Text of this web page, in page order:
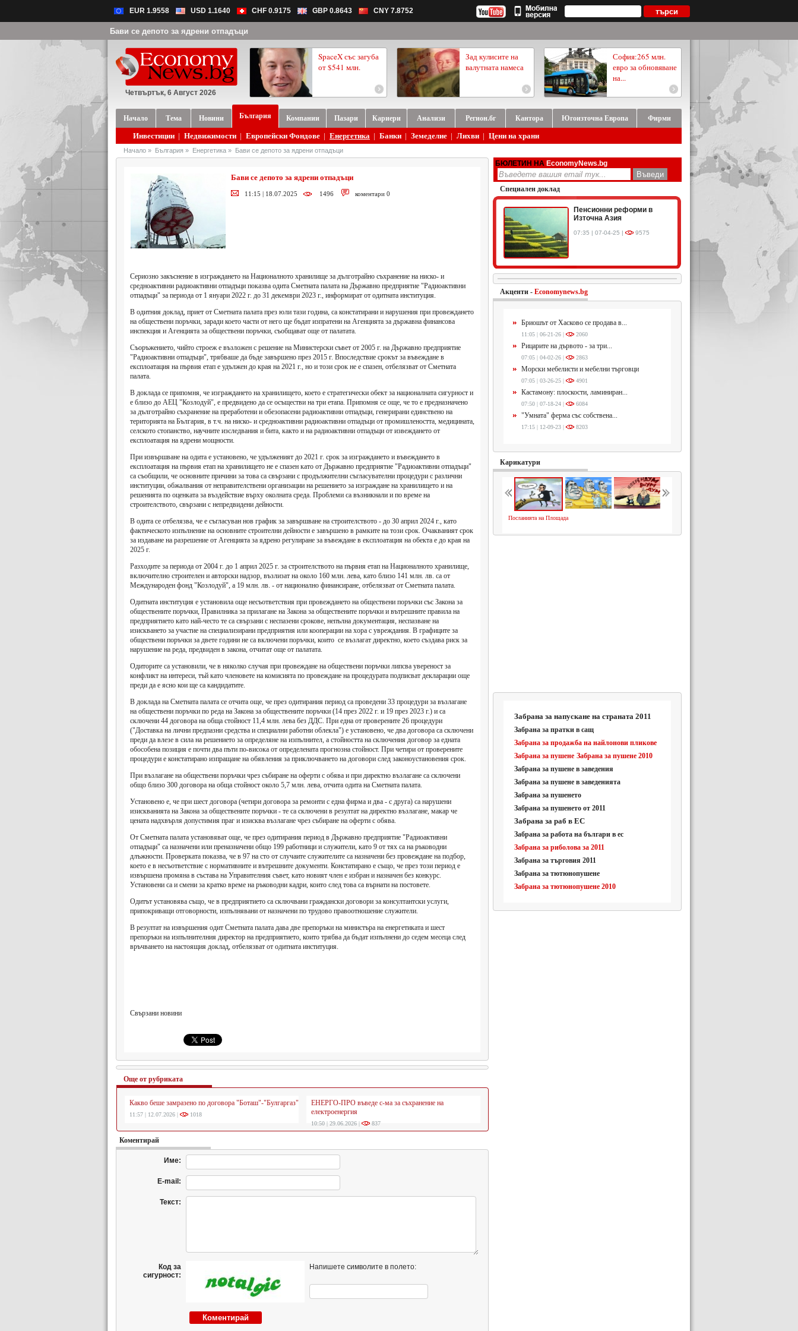
EUR 1.9558 USD 1.1640 CHF 0.9175 GBP 0.8643 CNY 7.8752
Бави се депото за ядрени отпадъци
Четвъртък, 6 Август 2026
SpaceX със загуба
от $541 млн.
Зад кулисите на
валутната намеса
София:265 млн.
евро за обновяване
на...
Начало Тема Новини България Компании Пазари Кариери Анализи Регион.бг Кантора Югоизточна Европа Фирми
Инвестиции | Недвижимости | Европейски Фондове | Енергетика | Банки | Земеделие | Лихви | Цени на храни
Начало » България » Енергетика » Бави се депото за ядрени отпадъци
Бави се депото за ядрени отпадъци
11:15 | 18.07.2025 1496 коментари 0
Сериозно закъснение в изграждането на Националното хранилище за дълготрайно съхранение на ниско- и
средноактивни радиоактивни отпадъци показва одита Сметната палата на Държавно предприятие "Радиоактивни
отпадъци" за периода от 1 януари 2022 г. до 31 декември 2023 г., информират от одитната институция.
В одитния доклад, приет от Сметната палата през юли тази година, са констатирани и нарушения при провеждането
на обществени поръчки, заради което части от него ще бъдат изпратени на Агенцията за държавна финансова
инспекция и Агенцията за обществени поръчки, съобщават още от палатата.
Съоръжението, чийто строеж е възложен с решение на Министерски съвет от 2005 г. на Държавно предприятие
"Радиоактивни отпадъци", трябваше да бъде завършено през 2015 г. Впоследствие срокът за въвеждане в
експлоатация на първия етап е удължен до края на 2021 г., но и този срок не е спазен, отбелязват от Сметната
палата.
В доклада се припомня, че изграждането на хранилището, което е стратегически обект за националната сигурност и
е близо до АЕЦ "Козлодуй", е предвидено да се осъществи на три етапа. Припомня се още, че то е предназначено
за дълготрайно съхранение на преработени и обезопасени радиоактивни отпадъци, генерирани единствено на
територията на България, в т.ч. на ниско- и средноактивни радиоактивни отпадъци от промишлеността, медицината,
селското стопанство, научните изследвания и бита, както и на радиоактивни отпадъци от извеждането от
експлоатация на ядрени мощности.
При извършване на одита е установено, че удълженият до 2021 г. срок за изграждането и въвеждането в
експлоатация на първия етап на хранилището не е спазен като от Държавно предприятие "Радиоактивни отпадъци"
са съобщили, че основните причини за това са свързани с продължителни съгласувателни процедури с различни
институции, обжалвания от неправителствени организации на решението за изграждане на хранилището и на
решенията по оценката за въздействие върху околната среда. Проблеми са възникнали и по време на
строителството, свързани с непредвидени дейности.
В одита се отбелязва, че е съгласуван нов график за завършване на строителството - до 30 април 2024 г., като
фактическото изпълнение на основните строителни дейности е завършено в рамките на този срок. Очакваният срок
за издаване на разрешение от Агенцията за ядрено регулиране за въвеждане в експлоатация на обекта е до края на
2025 г.
Разходите за периода от 2004 г. до 1 април 2025 г. за строителството на първия етап на Националното хранилище,
включително строителен и авторски надзор, възлизат на около 160 млн. лева, като близо 141 млн. лв. са от
Международен фонд "Козлодуй", а 19 млн. лв. - от национално финансиране, отбелязват от Сметната палата.
Одитната институция е установила още несъответствия при провеждането на обществени поръчки със Закона за
обществените поръчки, Правилника за прилагане на Закона за обществените поръчки и вътрешните правила на
предприятието като най-често те са свързани с неспазени срокове, непълна документация, неспазване на
изискването за участие на специализирани предприятия или кооперации на хора с увреждания. В графиците за
обществени поръчки за двете години не са включени поръчки, които се възлагат директно, което създава риск за
нарушение на реда, предвиден в закона, отчитат още от палатата.
Одиторите са установили, че в няколко случая при провеждане на обществени поръчки липсва увереност за
конфликт на интереси, тъй като членовете на комисията по провеждане на процедурата подписват декларации още
преди да е ясно кои ще са кандидатите.
В доклада на Сметната палата се отчита още, че през одитирания период са проведени 33 процедури за възлагане
на обществени поръчки по реда на Закона за обществените поръчки (14 през 2022 г. и 19 през 2023 г.) и са
сключени 44 договора на обща стойност 11,4 млн. лева без ДДС. При една от проверените 26 процедури
("Доставка на лични предпазни средства и специални работни облекла") е установено, че два договора са сключени
преди да влезе в сила на решението за определяне на изпълнител, а стойността на сключения договор за едната
обособена позиция е почти два пъти по-висока от определената прогнозна стойност. При четири от проверените
процедури е констатирано изпращане на обявления за приключването на договори след законоустановения срок.
При възлагане на обществени поръчки чрез събиране на оферти с обява и при директно възлагане са сключени
общо близо 300 договора на обща стойност около 5,7 млн. лева, отчита одита на Сметната палата.
Установено е, че при шест договора (четири договора за ремонти с една фирма и два - с друга) са нарушени
изискванията на Закона за обществените поръчки - те са сключени в резултат на директно възлагане, макар че
цената надхвърля допустимия праг и изисква възлагане чрез събиране на оферти с обява.
От Сметната палата установяват още, че през одитирания период в Държавно предприятие "Радиоактивни
отпадъци" са назначени или преназначени общо 199 работници и служители, като 9 от тях са на ръководни
длъжности. Проверката показва, че в 97 на сто от случаите служителите са назначени без провеждане на подбор,
което е в несъответствие с нормативните и вътрешните документи. Констатирано е също, че през този период е
извършена промяна в състава на Управителния съвет, като новият член е избран и назначен без конкурс.
Установени са и смени за кратко време на ръководни кадри, които след това са върнати на постовете.
Одитът установява също, че в предприятието са сключвани граждански договори за консултантски услуги,
припокриващи отговорности, изпълнявани от назначени по трудово правоотношение служители.
В резултат на извършения одит Сметната палата дава две препоръки на министъра на енергетиката и шест
препоръки на изпълнителния директор на предприятието, които трябва да бъдат изпълнени до седем месеца след
връчването на настоящия доклад, отбелязват от одитната институция.
Свързани новини
Още от рубриката
Какво беше замразено по договора "Боташ"-"Булгаргаз"
11:57 | 12.07.2026 | 1018
ЕНЕРГО-ПРО въведе с-ма за съхранение на
електроенергия
10:50 | 29.06.2026 | 837
Коментирай
Име:
E-mail:
Текст:
Код за
сигурност:
Напишете символите в полето:
БЮЛЕТИН НА EconomyNews.bg
Специален доклад
Пенсионни реформи в
Източна Азия
07:35 | 07-04-25 | 9575
Акценти - Economynews.bg
Бриошът от Хасково се продава в...
11:05 | 06-21-26 | 2060
Рицарите на дървото - за три...
07:05 | 04-02-26 | 2863
Морски мебелисти и мебелни търговци
07:05 | 03-26-25 | 4901
Кастамону: плоскости, ламиниран...
07:50 | 07-18-24 | 6084
"Умната" ферма със собствена...
17:15 | 12-09-23 | 8203
Карикатури
Посланията на Площада
Забрана за напускане на страната 2011
Забрана за пратки в сащ
Забрана за продажба на найлонови пликове
Забрана за пушене Забрана за пушене 2010
Забрана за пушене в заведения
Забрана за пушене в заведенията
Забрана за пушенето
Забрана за пушенето от 2011
Забрана за раб в ЕС
Забрана за работа на българи в ес
Забрана за риболова за 2011
Забрана за търговия 2011
Забрана за тютюнопушене
Забрана за тютюнопушене 2010